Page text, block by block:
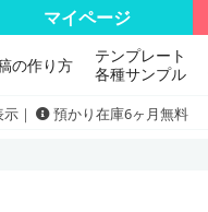
マイページ
の作り方
テンプレート
各種サンプル
｜ 預かり在庫6ヶ月無料